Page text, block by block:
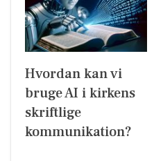
Hvordan kan vi
bruge AI i kirkens
skriftlige
kommunikation?